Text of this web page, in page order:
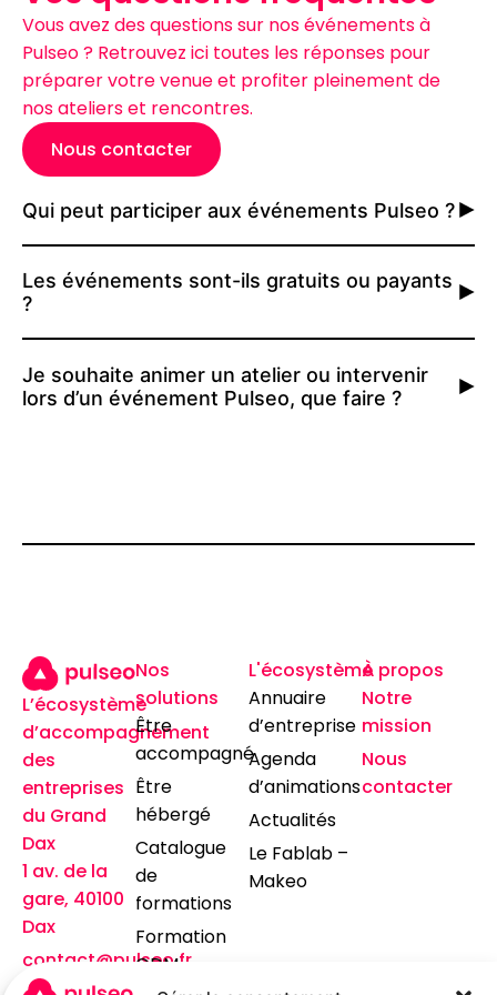
Vous avez des questions sur nos événements à
Pulseo ? Retrouvez ici toutes les réponses pour
préparer votre venue et profiter pleinement de
nos ateliers et rencontres.
Nous contacter
Qui peut participer aux événements Pulseo ?
Les événements sont-ils gratuits ou payants
?
Je souhaite animer un atelier ou intervenir
lors d’un événement Pulseo, que faire ?
L’écosystème
d’accompagnement
des
entreprises
du Grand
Dax
1 av. de la
gare, 40100
Dax
contact@pulseo.fr
Nos
solutions
Être
accompagné
Être
hébergé
Catalogue
de
formations
Formation
GDM
L'écosystème
Annuaire
d’entreprise
Agenda
d’animations
Actualités
Le Fablab –
Makeo
À propos
Notre
mission
Nous
contacter